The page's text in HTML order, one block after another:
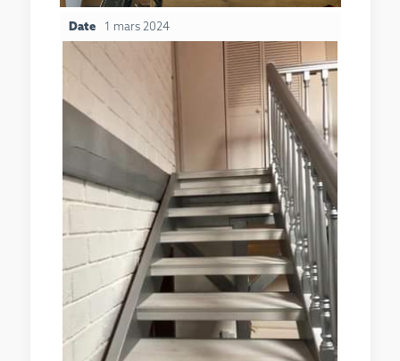
Date 1 mars 2024